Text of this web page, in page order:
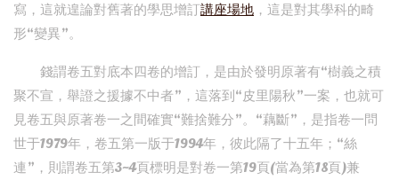
寫，這就遑論對舊著的學思增訂講座場地 ，這是對其學科的畸
形“變異”。
錢謂卷五對底本四卷的增訂，是由於發明原著有“樹義之積
聚不宣，舉證之援據不中者”，這落到“皮里陽秋”一案，也就可
見卷五與原著卷一之間確實“難捨難分”。“藕斷”，是指卷一問
世于1979年，卷五第一版于1994年，彼此隔了十五年；“絲
連”，則謂卷五第3~4頁標明是對卷一第19頁(當為第18頁)兼